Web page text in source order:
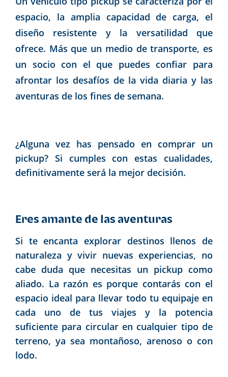
espacio, la amplia capacidad de carga, el
diseño resistente y la versatilidad que
ofrece. Más que un medio de transporte, es
un socio con el que puedes confiar para
afrontar los desafíos de la vida diaria y las
aventuras de los fines de semana.
¿Alguna vez has pensado en comprar un
pickup? Si cumples con estas cualidades,
definitivamente será la mejor decisión.
Eres amante de las aventuras
Si te encanta explorar destinos llenos de
naturaleza y vivir nuevas experiencias, no
cabe duda que necesitas un pickup como
aliado. La razón es porque contarás con el
espacio ideal para llevar todo tu equipaje en
cada uno de tus viajes y la potencia
suficiente para circular en cualquier tipo de
terreno, ya sea montañoso, arenoso o con
lodo.